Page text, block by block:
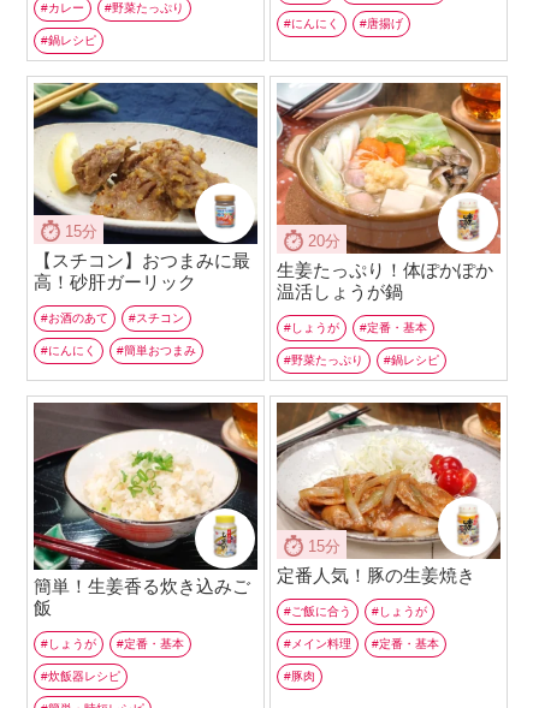
カレー 野菜たっぷり
鍋レシピ
にんにく 唐揚げ
15分
【スチコン】おつまみに最
高！砂肝ガーリック
お酒のあて スチコン
にんにく 簡単おつまみ
20分
生姜たっぷり！体ぽかぽか
温活しょうが鍋
しょうが 定番・基本
野菜たっぷり 鍋レシピ
簡単！生姜香る炊き込みご
飯
しょうが 定番・基本
炊飯器レシピ
15分
定番人気！豚の生姜焼き
ご飯に合う しょうが
メイン料理 定番・基本
豚肉